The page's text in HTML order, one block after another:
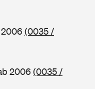
2006 (0035 /
2006 (0035 /